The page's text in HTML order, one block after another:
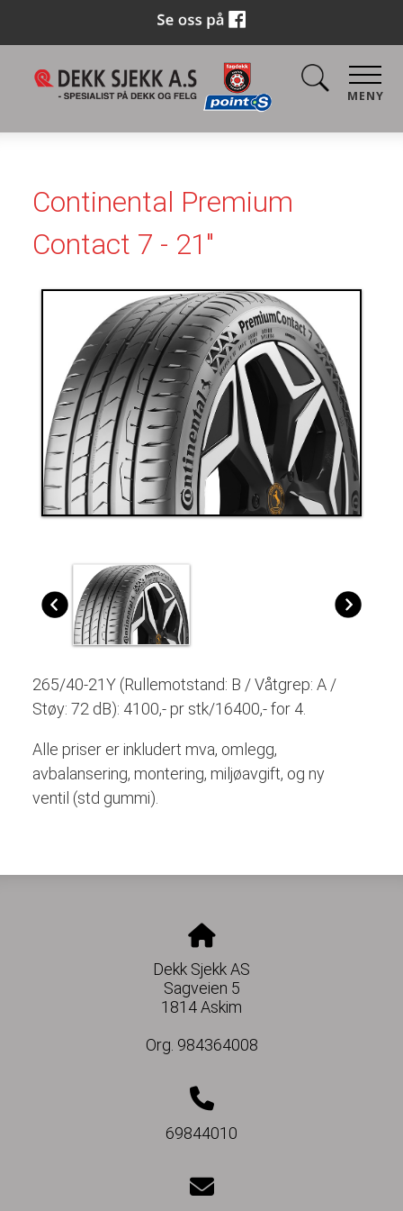
MENY
Continental Premium
Contact 7 - 21"
265/40-21Y (Rullemotstand: B / Våtgrep: A /
Støy: 72 dB): 4100,- pr stk/16400,- for 4.
Alle priser er inkludert mva, omlegg,
avbalansering, montering, miljøavgift, og ny
ventil (std gummi)
Dekk Sjekk AS
Sagveien 5
1814 Askim
Org. 984364008
69844010